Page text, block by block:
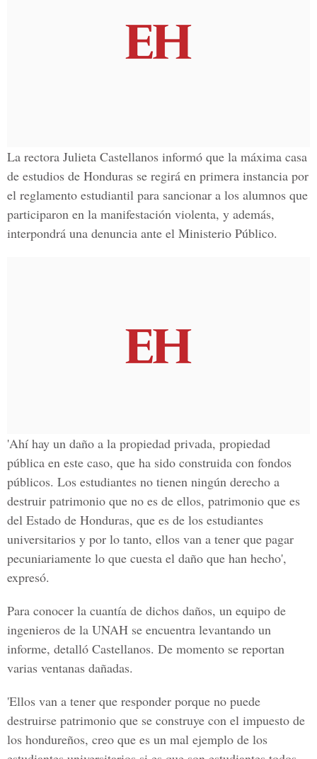
La rectora Julieta Castellanos informó que la máxima casa
de estudios de Honduras se regirá en primera instancia por
el reglamento estudiantil para sancionar a los alumnos que
participaron en la manifestación violenta, y además,
interpondrá una denuncia ante el Ministerio Público.
'Ahí hay un daño a la propiedad privada, propiedad
pública en este caso, que ha sido construida con fondos
públicos. Los estudiantes no tienen ningún derecho a
destruir patrimonio que no es de ellos, patrimonio que es
del Estado de Honduras, que es de los estudiantes
universitarios y por lo tanto, ellos van a tener que pagar
pecuniariamente lo que cuesta el daño que han hecho',
expresó.
Para conocer la cuantía de dichos daños, un equipo de
ingenieros de la UNAH se encuentra levantando un
informe, detalló Castellanos. De momento se reportan
varias ventanas dañadas.
'Ellos van a tener que responder porque no puede
destruirse patrimonio que se construye con el impuesto de
los hondureños, creo que es un mal ejemplo de los